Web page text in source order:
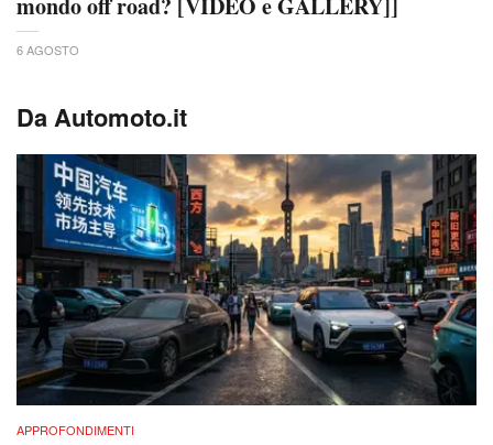
6 AGOSTO
Da Automoto.it
APPROFONDIMENTI